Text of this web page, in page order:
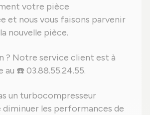
votre pièce
et nous vous faisons parvenir
nouvelle pièce.
? Notre service client est à
☎️ 03.88.55.24.55.
un turbocompresseur
diminuer les performances de